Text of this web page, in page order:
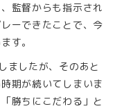
監督からも指示され
ーできたことで、今
す。
ましたが、そのあと
期が続いてしまいま
勝ちにこだわる」と